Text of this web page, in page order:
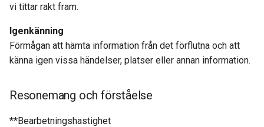
vi tittar rakt fram.
Igenkänning
Förmågan att hämta information från det förflutna och att
känna igen vissa händelser, platser eller annan information.
Resonemang och förståelse
**Bearbetningshastighet